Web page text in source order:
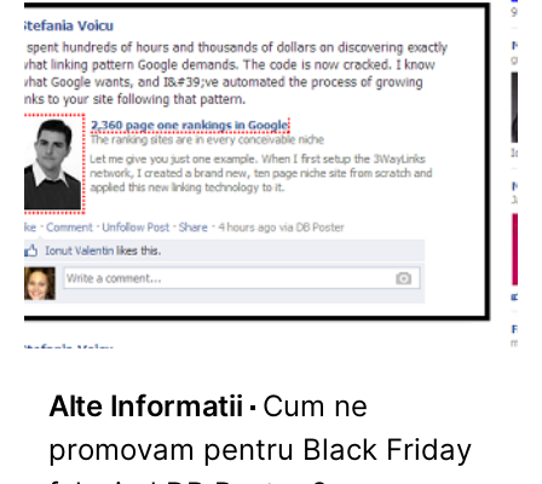
Alte Informatii
Cum ne
promovam pentru Black Friday